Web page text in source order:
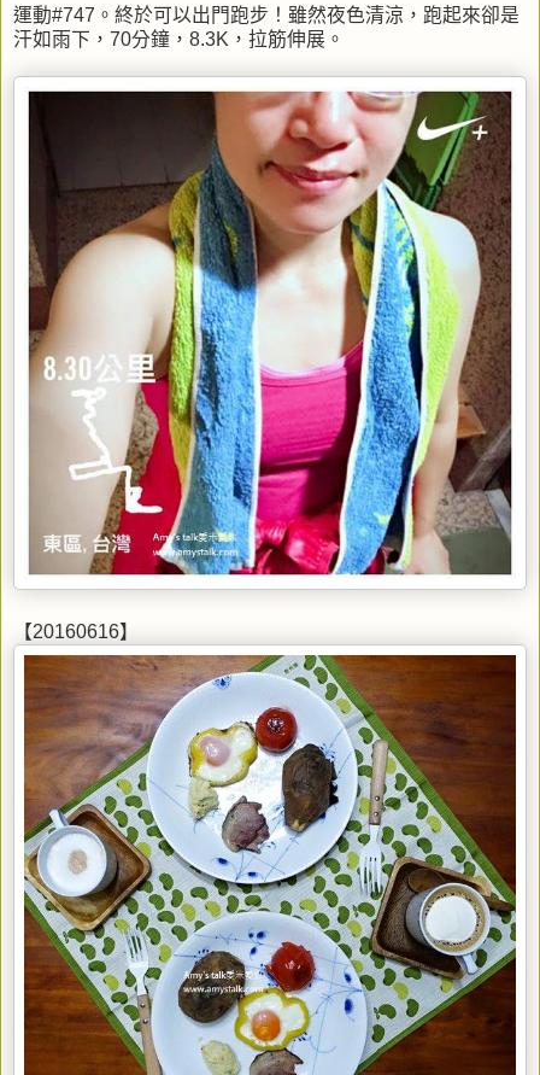
運動#747。終於可以出門跑步！雖然夜色清涼，跑起來卻是
汗如雨下，70分鐘，8.3K，拉筋伸展。
【20160616】